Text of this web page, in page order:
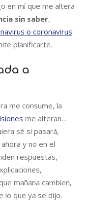
en mí que me altera
sin saber,
o coronavirus
planificarte.
a
me consume, la
me alteran…
sé si pasará,
y no en el
respuestas,
mañana cambien,
lo que ya se dijo.